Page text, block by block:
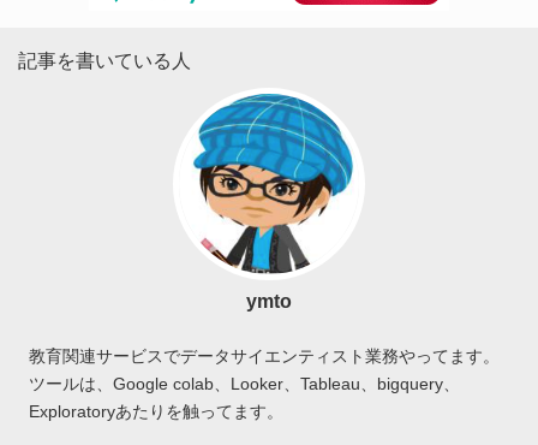
記事を書いている人
ymto
教育関連サービスでデータサイエンティスト業務やってます。
ツールは、Google colab、Looker、Tableau、bigquery、
Exploratoryあたりを触ってます。